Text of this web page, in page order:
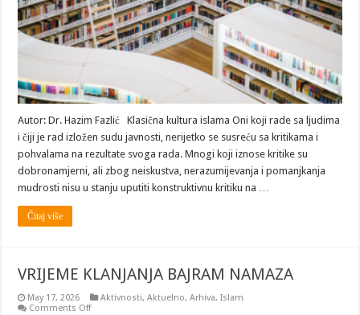
Autor: Dr. Hazim Fazlić Klasična kultura islama Oni koji rade sa ljudima
i čiji je rad izložen sudu javnosti, nerijetko se susreću sa kritikama i
pohvalama na rezultate svoga rada. Mnogi koji iznose kritike su
dobronamjerni, ali zbog neiskustva, nerazumijevanja i pomanjkanja
mudrosti nisu u stanju uputiti konstruktivnu kritiku na …
Čitaj više
VRIJEME KLANJANJA BAJRAM NAMAZA
May 17, 2026 Aktivnosti,Aktuelno,Arhiva,Islam
Comments Offon